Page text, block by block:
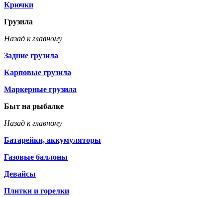
Крючки
Грузила
Назад к главному
Задние грузила
Карповые грузила
Маркерные грузила
Быт на рыбалке
Назад к главному
Батарейки, аккумуляторы
Газовые баллоны
Девайсы
Плитки и горелки